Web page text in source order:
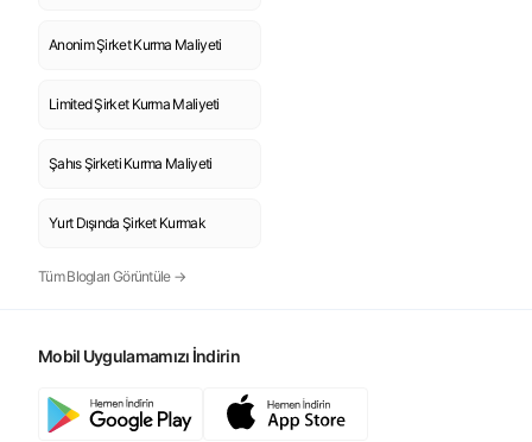
Anonim Şirket Kurma Maliyeti
Limited Şirket Kurma Maliyeti
Şahıs Şirketi Kurma Maliyeti
Yurt Dışında Şirket Kurmak
Tüm Blogları Görüntüle →
Mobil Uygulamamızı İndirin